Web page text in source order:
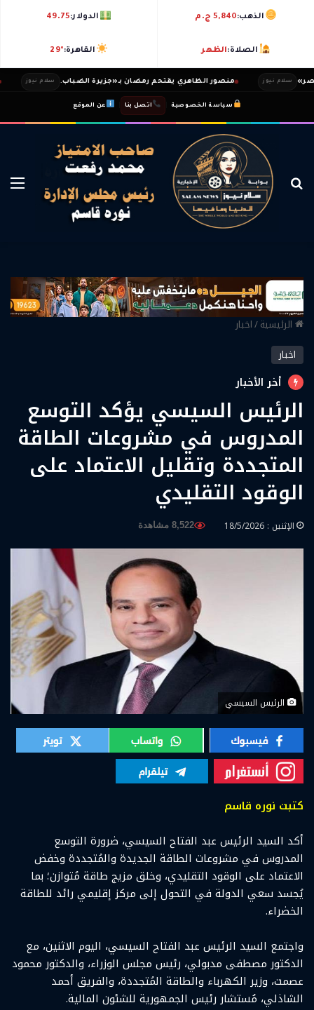
الذهب:5,840 ج.م الدولار:49.75
الصلاة:الظهر القاهرة:29°
سلام نيوز منصور الظاهري يقتحم رمضان بـ«جزيرة الضباب. سلام نيوز
سياسة الخصوصية اتصل بنا عن الموقع
بحث عن
الرئيسية/اخبار
اخبار
أخر الأخبار
الرئيس السيسي يؤكد التوسع
المدروس في مشروعات الطاقة
المتجددة وتقليل الاعتماد على
الوقود التقليدي
الإثنين : 18/5/2026 8,522 مشاهدة
الرئيس السيسي
كتبت نوره قاسم
أكد السيد الرئيس عبد الفتاح السيسي، ضرورة التوسع
المدروس في مشروعات الطاقة الجديدة والمُتجددة وخفض
الاعتماد على الوقود التقليدي، وخلق مزيج طاقة مُتوازن؛ بما
يُجسد سعي الدولة في التحول إلى مركز إقليمي رائد للطاقة
الخضراء.
واجتمع السيد الرئيس عبد الفتاح السيسي، اليوم الاثنين، مع
الدكتور مصطفى مدبولي، رئيس مجلس الوزراء، والدكتور محمود
عصمت، وزير الكهرباء والطاقة المُتجددة، والفريق أحمد
الشاذلي، مُستشار رئيس الجمهورية للشئون المالية.